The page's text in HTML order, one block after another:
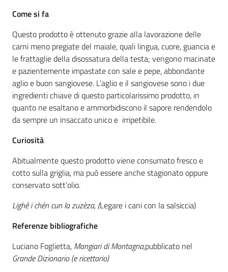
Agricoltura
in
cifre
pesca
Argomenti
Novità
Leggi atti bandi
Come si fa
Questo prodotto è ottenuto grazie alla lavorazione delle
carni meno pregiate del maiale, quali lingua, cuore, guancia e
le frattaglie della disossatura della testa; vengono macinate
e pazientemente impastate con sale e pepe, abbondante
aglio e buon sangiovese. L’aglio e il sangiovese sono i due
ingredienti chiave di questo particolarissimo prodotto, in
quanto ne esaltano e ammorbidiscono il sapore rendendolo
da sempre un insaccato unico e irripetibile.
Curiosità
Abitualmente questo prodotto viene consumato fresco e
cotto sulla griglia, ma può essere anche stagionato oppure
conservato sott’olio.
Lighê i chén cun la zuzèza, (Legare i cani con la salsiccia)
Referenze bibliografiche
Luciano Foglietta, Mangiari di Montagna,pubblicato nel
Grande Dizionario (e ricettario)